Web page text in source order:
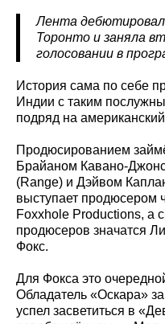
Лента
Торонто и заняла
голосовании в
История сама по себе
Индии с таким
подряд на
Продюсированием
Брайаном Кавано-
(Range) и Дэйвом
выступает продюсером
Foxxhole Productions, а
продюсеров значатся
Фокс.
Для Фокса это
Обладатель «Оскара»
успел засветиться в